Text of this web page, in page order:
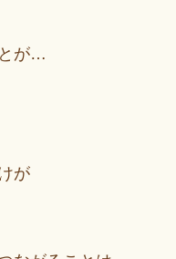
が…
が